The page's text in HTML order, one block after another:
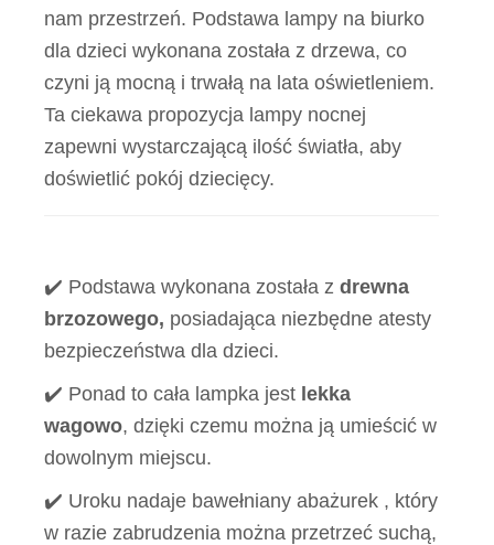
nam przestrzeń. Podstawa lampy na biurko
dla dzieci wykonana została z drzewa, co
czyni ją mocną i trwałą na lata oświetleniem.
Ta ciekawa propozycja lampy nocnej
zapewni wystarczającą ilość światła, aby
doświetlić pokój dziecięcy.
✔️ Podstawa wykonana została z drewna
brzozowego, posiadająca niezbędne atesty
bezpieczeństwa dla dzieci.
✔️ Ponad to cała lampka jest lekka
wagowo, dzięki czemu można ją umieścić w
dowolnym miejscu.
✔️ Uroku nadaje bawełniany abażurek , który
w razie zabrudzenia można przetrzeć suchą,